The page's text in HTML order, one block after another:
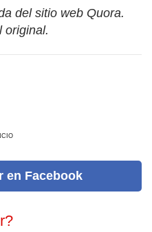
del sitio web Quora.
original.
en Facebook